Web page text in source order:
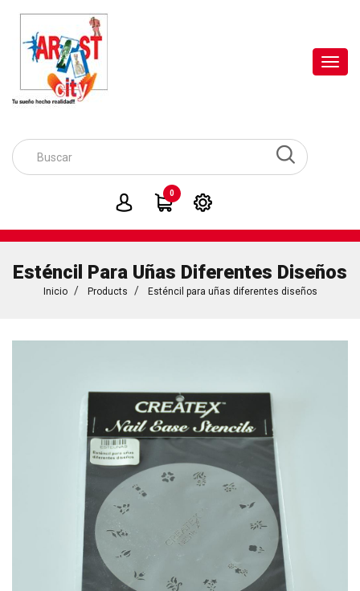
0
Esténcil Para Uñas Diferentes Diseños
Inicio Products Esténcil para uñas diferentes diseños